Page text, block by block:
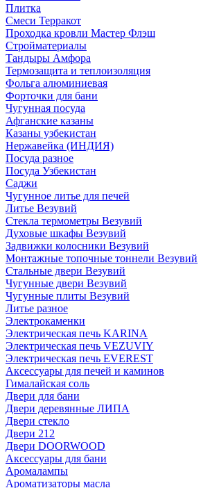
Плитка
Смеси Терракот
Проходка кровли Мастер Флэш
Стройматериалы
Тандыры Амфора
Термозащита и теплоизоляция
Фольга алюминиевая
Форточки для бани
Чугунная посуда
Афганские казаны
Казаны узбекистан
Нержавейка (ИНДИЯ)
Посуда разное
Посуда Узбекистан
Саджи
Чугунное литье для печей
Литье Везувий
Стекла термометры Везувий
Духовые шкафы Везувий
Задвижки колосники Везувий
Монтажные топочные тоннели Везувий
Стальные двери Везувий
Чугунные двери Везувий
Чугунные плиты Везувий
Литье разное
Электрокаменки
Электрическая печь KARINA
Электрическая печь VEZUVIY
Электрическая печь EVEREST
Аксессуары для печей и каминов
Гималайская соль
Двери для бани
Двери деревянные ЛИПА
Двери стекло
Двери 212
Двери DOORWOOD
Аксессуары для бани
Аромалампы
Ароматизаторы масла